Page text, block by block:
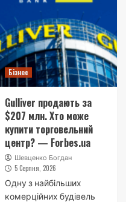
Бізнес
Gulliver продають за
$207 млн. Хто може
купити торговельний
центр? — Forbes.ua
Шевценко Богдан
5 Серпня, 2026
Одну з найбільших
комерційних будівель